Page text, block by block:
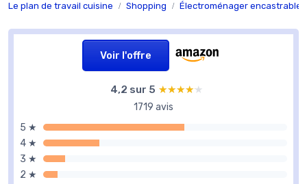
Le plan de travail cuisine Shopping Électroménager encastrable
Voir l'offre
4,2 sur 5 ★★★★★
★★★★★
1719 avis
5 ★
4 ★
3 ★
2 ★